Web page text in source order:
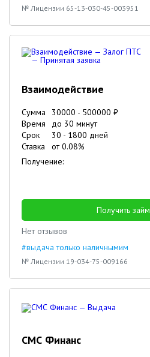
№ Лицензии 65-13-030-45-003951
Взаимодействие
Сумма 30000 - 500000 ₽
Время
до 30 минут
Срок
30 - 1800 дней
Ставка
от0.08%
Получение:
Получить займ
Нет отзывов
#выдача только наличнымим
№ Лицензии 19-034-75-009166
СМС Финанс